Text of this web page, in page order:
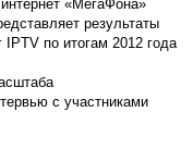
«МегаФона»
результаты
IPTV по итогам 2012 года
с участниками